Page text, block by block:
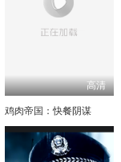
高清
鸡肉帝国：快餐阴谋